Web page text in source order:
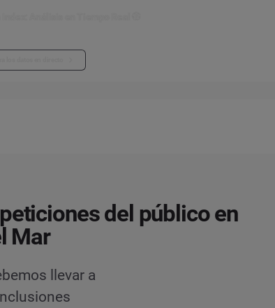
del público en
Mar
llevar a